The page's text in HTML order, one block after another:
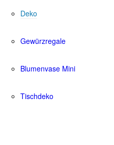
Deko
Gewürzregale
Blumenvase Mini
Tischdeko